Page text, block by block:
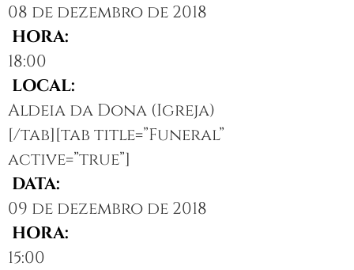
08 de dezembro de 2018
HORA:
18:00
LOCAL:
Aldeia da Dona (Igreja)
[/tab][tab title=”Funeral”
active=”true”]
DATA:
09 de dezembro de 2018
HORA:
15:00